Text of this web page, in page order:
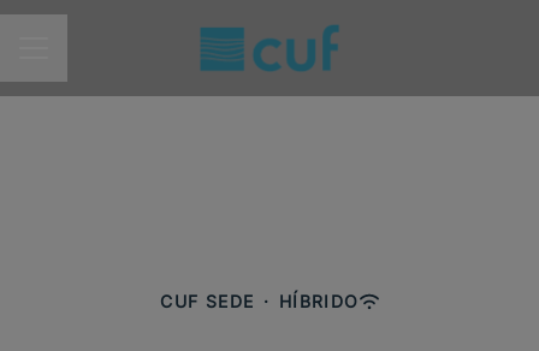
MENU DE CARREIRAS
CUF SEDE · HÍBRIDO